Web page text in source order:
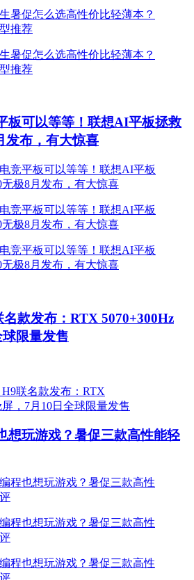
板可以等等！联想AI平板拯救
发布，有大惊喜
款发布：RTX 5070+300Hz
限量发售
想玩游戏？暑促三款高性能轻